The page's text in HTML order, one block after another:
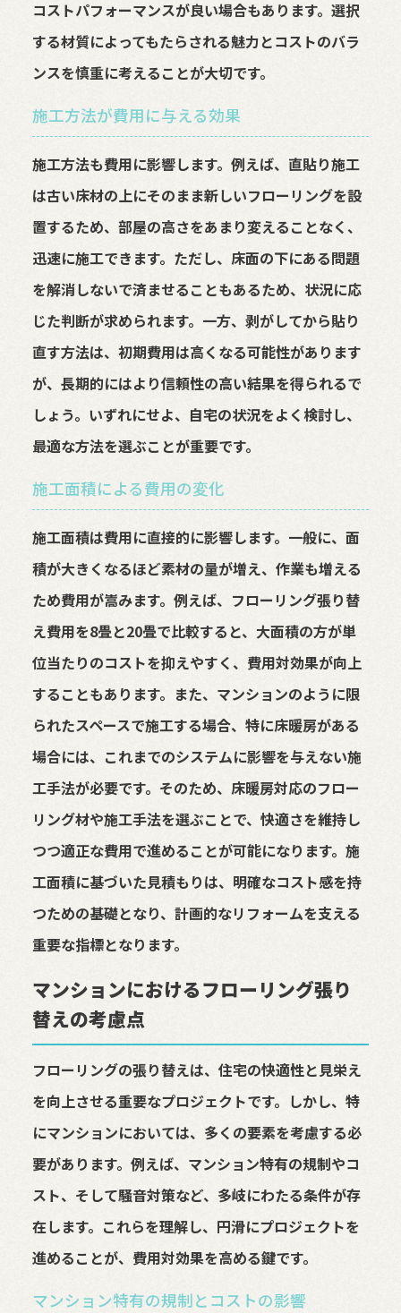
コストパフォーマンスが良い場合もあります。選択
する材質によってもたらされる魅力とコストのバラ
ンスを慎重に考えることが大切です。
施工方法が費用に与える効果
施工方法も費用に影響します。例えば、直貼り施工
は古い床材の上にそのまま新しいフローリングを設
置するため、部屋の高さをあまり変えることなく、
迅速に施工できます。ただし、床面の下にある問題
を解消しないで済ませることもあるため、状況に応
じた判断が求められます。一方、剥がしてから貼り
直す方法は、初期費用は高くなる可能性があります
が、長期的にはより信頼性の高い結果を得られるで
しょう。いずれにせよ、自宅の状況をよく検討し、
最適な方法を選ぶことが重要です。
施工面積による費用の変化
施工面積は費用に直接的に影響します。一般に、面
積が大きくなるほど素材の量が増え、作業も増える
ため費用が嵩みます。例えば、フローリング張り替
え費用を8畳と20畳で比較すると、大面積の方が単
位当たりのコストを抑えやすく、費用対効果が向上
することもあります。また、マンションのように限
られたスペースで施工する場合、特に床暖房がある
場合には、これまでのシステムに影響を与えない施
工手法が必要です。そのため、床暖房対応のフロー
リング材や施工手法を選ぶことで、快適さを維持し
つつ適正な費用で進めることが可能になります。施
工面積に基づいた見積もりは、明確なコスト感を持
つための基礎となり、計画的なリフォームを支える
重要な指標となります。
マンションにおけるフローリング張り
替えの考慮点
フローリングの張り替えは、住宅の快適性と見栄え
を向上させる重要なプロジェクトです。しかし、特
にマンションにおいては、多くの要素を考慮する必
要があります。例えば、マンション特有の規制やコ
スト、そして騒音対策など、多岐にわたる条件が存
在します。これらを理解し、円滑にプロジェクトを
進めることが、費用対効果を高める鍵です。
マンション特有の規制とコストの影響